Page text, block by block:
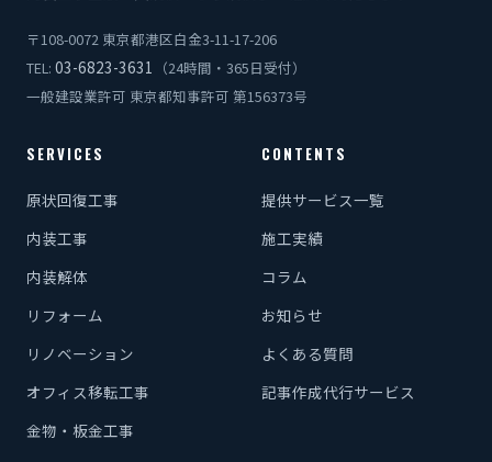
〒108-0072 東京都港区白金3-11-17-206
TEL: 03-6823-3631 （24時間・365日受付）
一般建設業許可 東京都知事許可 第156373号
SERVICES
原状回復工事
内装工事
内装解体
リフォーム
リノベーション
オフィス移転工事
金物・板金工事
CONTENTS
提供サービス一覧
施工実績
コラム
お知らせ
よくある質問
記事作成代行サービス